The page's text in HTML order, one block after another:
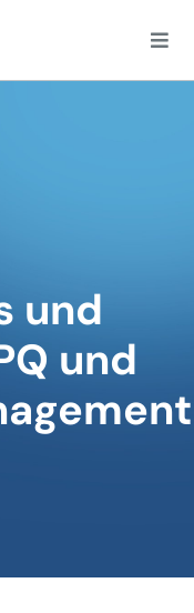
und
und